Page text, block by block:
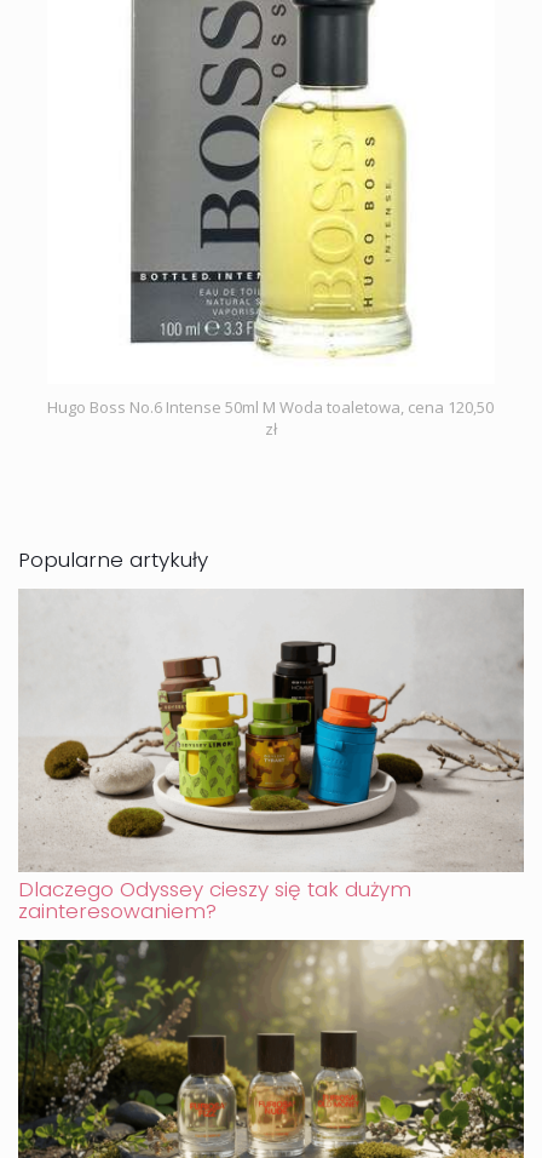
Hugo Boss No.6 Intense 50ml M Woda toaletowa, cena 120,50
zł
Popularne artykuły
Dlaczego Odyssey cieszy się tak dużym
zainteresowaniem?